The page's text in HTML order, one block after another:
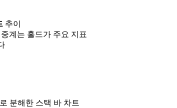
추이
계는 홀드가 주요 지표
로 분해한 스택 바 차트